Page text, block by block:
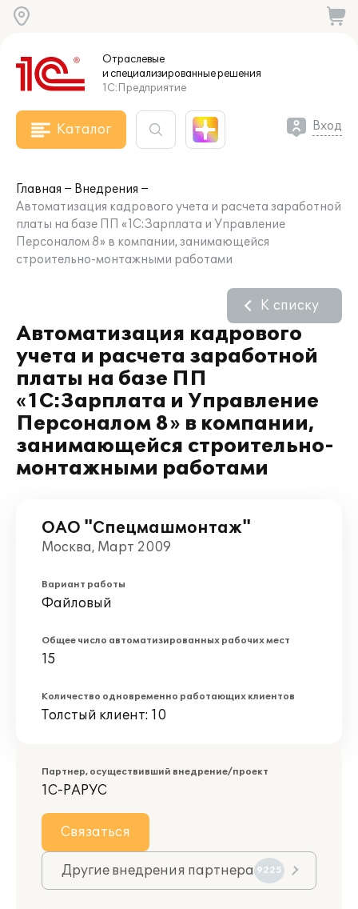
Отраслевые
и специализированныерешения
1С:Предприятие
Каталог Вход
Главная
Внедрения
Автоматизация кадрового учета и расчета заработной
платы на базе ПП «1С:Зарплата и Управление
Персоналом 8» в компании, занимающейся
строительно-монтажными работами
Автоматизация кадрового
учета и расчета заработной
платы на базе ПП
«1С:Зарплата и Управление
Персоналом 8» в компании,
занимающейся строительно-
монтажными работами
К списку
ОАО "Спецмашмонтаж"
Москва, Март 2009
Вариант работы
Файловый
Общее число автоматизированных рабочих мест
15
Количество одновременно работающих клиентов
Толстый клиент: 10
Партнер, осуществивший внедрение/проект
1С-РАРУС
Связаться
Другие внедрения партнера 9225